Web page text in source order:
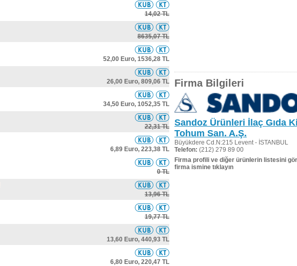
14,02 TL
8635,07 TL
52,00 Euro, 1536,28 TL
26,00 Euro, 809,06 TL
34,50 Euro, 1052,35 TL
22,31 TL
6,89 Euro, 223,38 TL
0 TL
13,96 TL
19,77 TL
13,60 Euro, 440,93 TL
6,80 Euro, 220,47 TL
Firma Bilgileri
Sandoz Ürünleri İlaç Gıda
Tohum San. A.Ş.
Büyükdere Cd.N:215 Levent - İSTANBUL
Telefon: (212) 279 89 00
Firma profili ve diğer ürünlerin listesini
firma ismine tıklayın